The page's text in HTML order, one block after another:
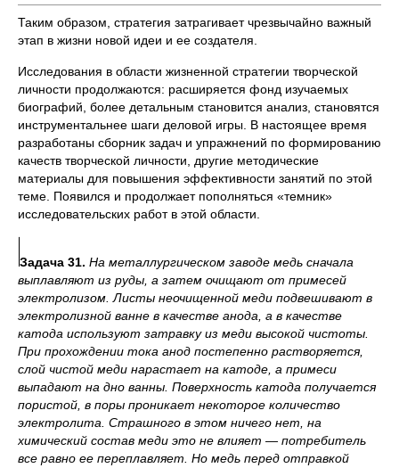
Таким образом, стратегия затрагивает чрезвычайно важный
этап в жизни новой идеи и ее создателя.
Исследования в области жизненной стратегии творческой
личности продолжаются: расширяется фонд изучаемых
биографий, более детальным становится анализ, становятся
инструментальнее шаги деловой игры. В настоящее время
разработаны сборник задач и упражнений по формированию
качеств творческой личности, другие методические
материалы для повышения эффективности занятий по этой
теме. Появился и продолжает пополняться «темник»
исследовательских работ в этой области.
Задача 31. На металлургическом заводе медь сначала
выплавляют из руды, а затем очищают от примесей
электролизом. Листы неочищенной меди подвешивают в
электролизной ванне в качестве анода, а в качестве
катода используют затравку из меди высокой чистоты.
При прохождении тока анод постепенно растворяется,
слой чистой меди нарастает на катоде, а примеси
выпадают на дно ванны. Поверхность катода получается
пористой, в поры проникает некоторое количество
электролита. Страшного в этом ничего нет, на
химический состав меди это не влияет — потребитель
все равно ее переплавляет. Но медь перед отправкой